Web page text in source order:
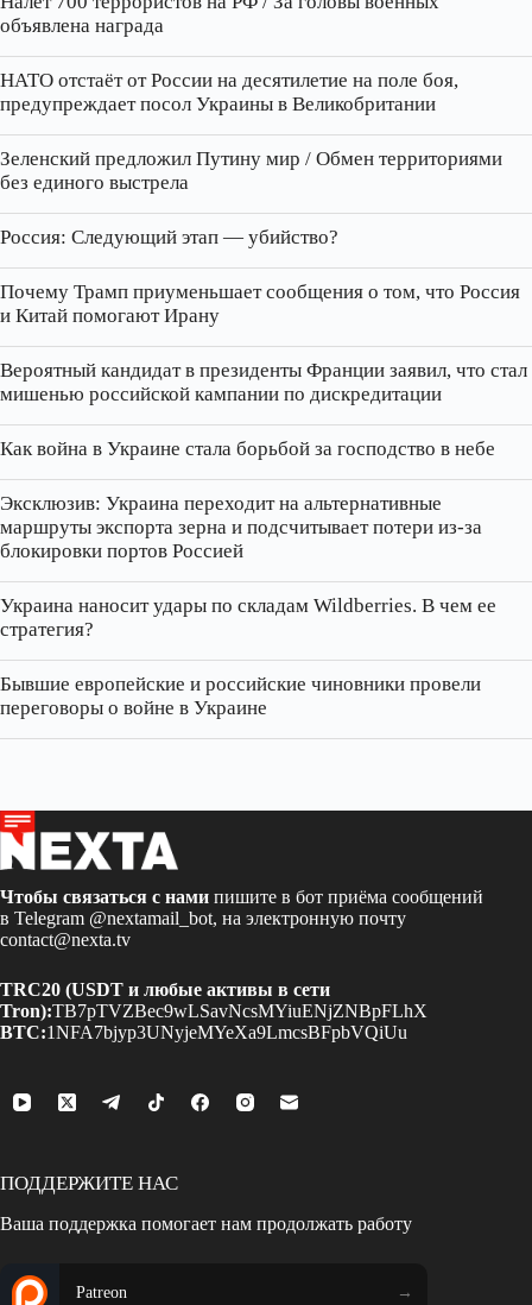
объявлена награда
НАТО отстаёт от России на десятилетие на поле боя,
предупреждает посол Украины в Великобритании
Зеленский предложил Путину мир / Обмен территориями
без единого выстрела
Россия: Следующий этап — убийство?
Почему Трамп приуменьшает сообщения о том, что Россия
и Китай помогают Ирану
Вероятный кандидат в президенты Франции заявил, что стал
мишенью российской кампании по дискредитации
Как война в Украине стала борьбой за господство в небе
Эксклюзив: Украина переходит на альтернативные
маршруты экспорта зерна и подсчитывает потери из‑за
блокировки портов Россией
Украина наносит удары по складам Wildberries. В чем ее
стратегия?
Бывшие европейские и российские чиновники провели
переговоры о войне в Украине
Чтобы связаться с нами пишите в бот приёма сообщений
в Telegram @nextamail_bot, на электронную почту
contact@nexta.tv
TRC20 (USDT и любые активы в сети
Tron):TB7pTVZBec9wLSavNcsMYiuENjZNBpFLhX
BTC:1NFA7bjyp3UNyjeMYeXa9LmcsBFpbVQiUu
ПОДДЕРЖИТЕ НАС
Ваша поддержка помогает нам продолжать работу
Patreon